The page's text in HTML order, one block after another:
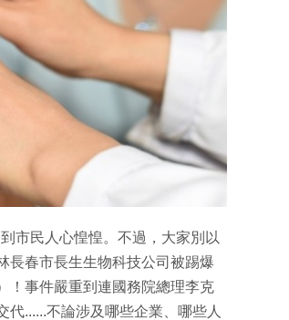
市民人心惶惶。不過，大家別以
長春市長生生物科技公司被踢爆
！事件嚴重到連國務院總理李克
......不論涉及哪些企業、哪些人